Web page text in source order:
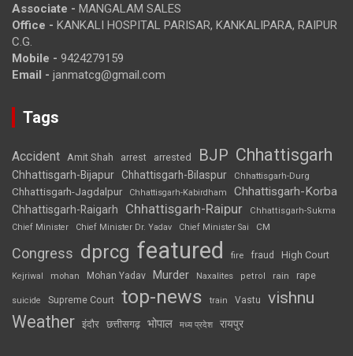
Associate - MANGALAM SALES
Office - KANKALI HOSPITAL PARISAR, KANKALIPARA, RAIPUR
C.G.
Mobile - 9424279159
Email - janmatcg@gmail.com
Tags
Accident Amit Shah arrest arrested BJP Chhattisgarh
Chhattisgarh-Bijapur Chhattisgarh-Bilaspur Chhattisgarh-Durg
Chhattisgarh-Jagdalpur Chhattisgarh-Kabirdham Chhattisgarh-Korba
Chhattisgarh-Raigarh Chhattisgarh-Raipur
Chhattisgarh-Sukma
Chief Minister
Chief Minister Dr. Yadav Chief Minister Sai CM
Congress dprcg featured fire fraud High Court
Kejriwal mohan Mohan Yadav Murder Naxalites petrol rain rape
suicide Supreme Court top-news train Vastu vishnu
Weather इंदौर छत्तीसगढ़ भोपाल मध्य प्रदेश रायपुर